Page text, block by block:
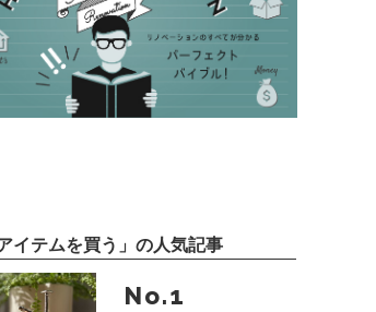
イテムを買う 」の人気記事
No.